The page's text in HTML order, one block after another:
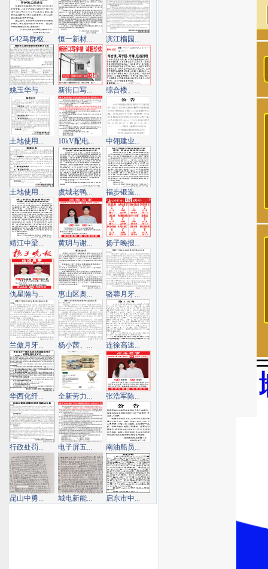
G42马群枢... 恒一新材... 滨江榴园...
姚玉华与... 新街口写... 综合楼、...
土地使用... 10kV配电... 中翎建业...
土地使用... 虞城老鸭... 福步锻造...
靖江中梁... 黄玥与谢... 扬子晚报...
仇星瀚与... 惠山区奥... 骆蓉月牙...
兰傲月牙... 杨小茜、... 连徐高速...
华西化纤... 全新劳力... 张浩军陈...
行政处罚... 电子屏五... 南油船员...
昆山中勇... 城电新能... 启东市中...